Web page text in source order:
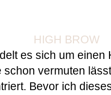
HIGH BROW
es sich um einen
vermuten
Bevor ich